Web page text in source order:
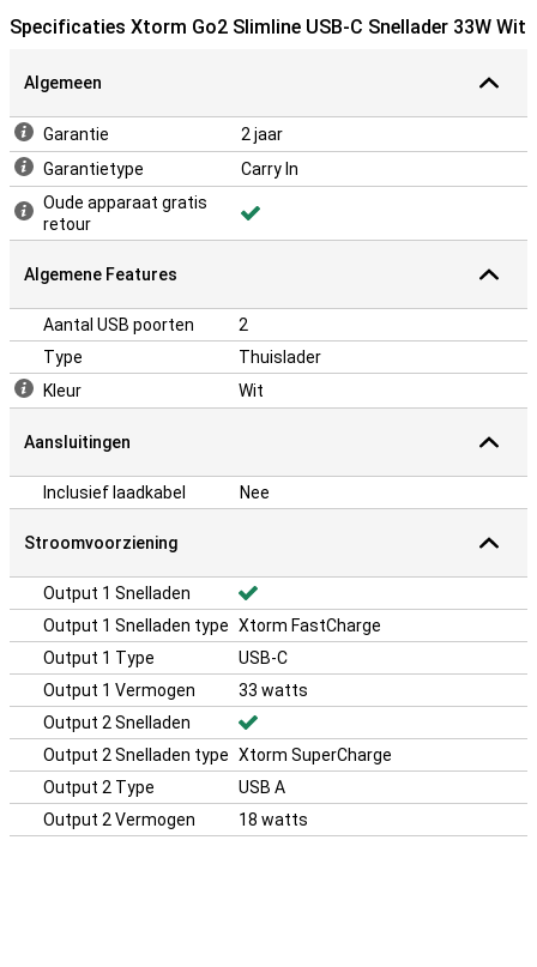
Specificaties Xtorm Go2 Slimline USB-C Snellader 33W Wit
Algemeen
Garantie
2 jaar
Garantietype
Carry In
Oude apparaat gratis
retour
Algemene Features
Aantal USB poorten
2
Type
Thuislader
Kleur
Wit
Aansluitingen
Inclusief laadkabel Nee
Stroomvoorziening
Output 1 Snelladen
Output 1 Snelladen type Xtorm FastCharge
Output 1 Type
USB-C
Output 1 Vermogen
33 watts
Output 2 Snelladen
Output 2 Snelladen type Xtorm SuperCharge
Output 2 Type
USB A
Output 2 Vermogen
18 watts